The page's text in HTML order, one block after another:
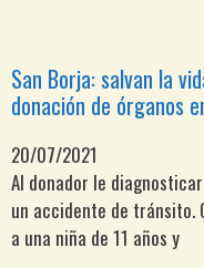
San Borja: salvan la
donación de órganos
20/07/2021
Al donador le
un accidente de tránsito.
a una niña de 11 años y